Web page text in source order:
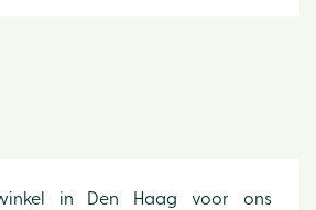
in Den Haag voor ons